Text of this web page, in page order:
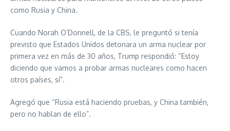
como Rusia y China.
Cuando Norah O’Donnell, de la CBS, le preguntó si tenía
previsto que Estados Unidos detonara un arma nuclear por
primera vez en más de 30 años, Trump respondió: “Estoy
diciendo que vamos a probar armas nucleares como hacen
otros países, sí”.
Agregó que “Rusia está haciendo pruebas, y China también,
pero no hablan de ello”.